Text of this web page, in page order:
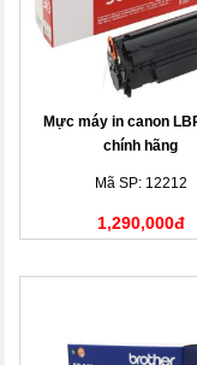
Mực máy in canon
chính hãng
Mã SP: 12212
1,290,000đ